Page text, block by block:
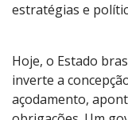
estratégias e
Hoje, o Estado
inverte a
açodamento,